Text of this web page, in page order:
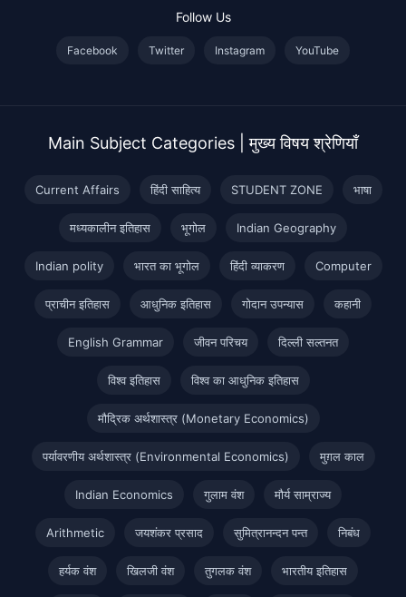
Follow Us
Facebook Twitter Instagram YouTube
Main Subject Categories | मुख्य विषय श्रेणियाँ
Current Affairs हिंदी साहित्य STUDENT ZONE भाषा
मध्यकालीन इतिहास भूगोल Indian Geography
Indian polity भारत का भूगोल हिंदी व्याकरण Computer
प्राचीन इतिहास आधुनिक इतिहास गोदान उपन्यास कहानी
English Grammar जीवन परिचय दिल्ली सल्तनत
विश्व इतिहास विश्व का आधुनिक इतिहास
मौद्रिक अर्थशास्त्र (Monetary Economics)
पर्यावरणीय अर्थशास्त्र (Environmental Economics) मुग़ल काल
Indian Economics गुलाम वंश मौर्य साम्राज्य
Arithmetic जयशंकर प्रसाद सुमित्रानन्दन पन्त निबंध
हर्यक वंश खिलजी वंश तुगलक वंश भारतीय इतिहास